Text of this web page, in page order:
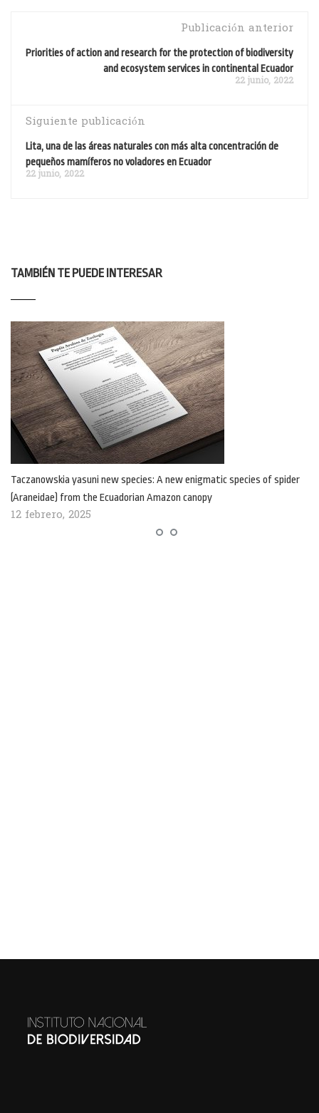
Publicación anterior
Priorities of action and research for the protection of biodiversity
and ecosystem services in continental Ecuador
22 junio, 2022
Siguiente publicación
Lita, una de las áreas naturales con más alta concentración de
pequeños mamíferos no voladores en Ecuador
22 junio, 2022
TAMBIÉN TE PUEDE INTERESAR
Taczanowskia yasuni new species: A new enigmatic species of spider
(Araneidae) from the Ecuadorian Amazon canopy
12 febrero, 2025